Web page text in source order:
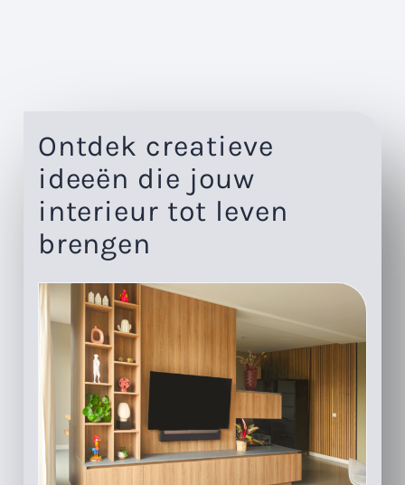
Ontdek creatieve
ideeën die jouw
interieur tot leven
brengen